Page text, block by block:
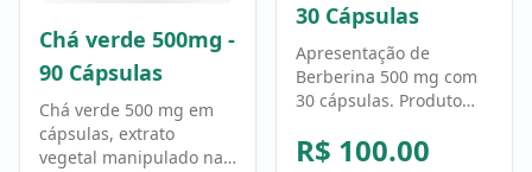
Chá verde 500mg -
90 Cápsulas
Chá verde 500 mg em
cápsulas, extrato
vegetal manipulado na
30 Cápsulas
Apresentação de
Berberina 500 mg com
30 cápsulas. Produto
ajustes devem seguir a
R$ 100.00